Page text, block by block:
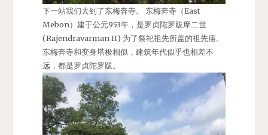
下一站我们去到了东梅奔寺。 东梅奔寺（East
Mebon）建于公元953年，是罗贞陀罗跋摩二世
(Rajendravarman II) 为了祭祀祖先所盖的祖先庙。
东梅奔寺和变身塔极相似，建筑年代似乎也相差不
远，都是罗贞陀罗跋。